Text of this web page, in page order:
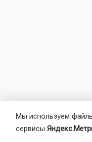
Мы используем
сервисы